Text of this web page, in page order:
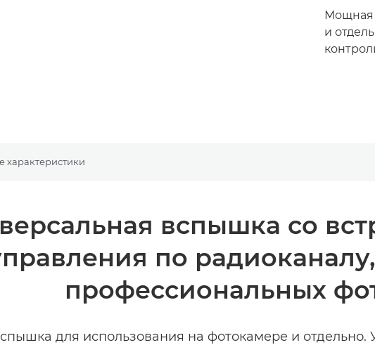
Мощная
и
характеристики
вспышка со
по
профессиональных
для использования на фотокамере и отдельно.